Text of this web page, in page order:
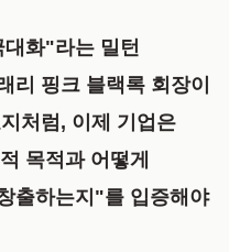
화"라는 밀턴
리 핑크 블랙록 회장이
처럼, 이제 기업은
목적과 어떻게
출하는지"를 입증해야